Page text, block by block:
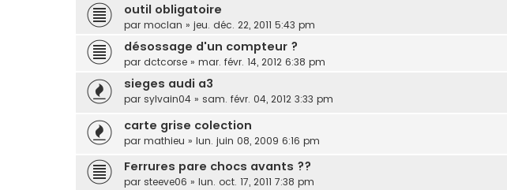
outil obligatoire
par moclan » jeu. déc. 22, 2011 5:43 pm
désossage d'un compteur ?
par dctcorse » mar. févr. 14, 2012 6:38 pm
sieges audi a3
par sylvain04 » sam. févr. 04, 2012 3:33 pm
carte grise colection
par mathieu » lun. juin 08, 2009 6:16 pm
Ferrures pare chocs avants ??
par steeve06 » lun. oct. 17, 2011 7:38 pm